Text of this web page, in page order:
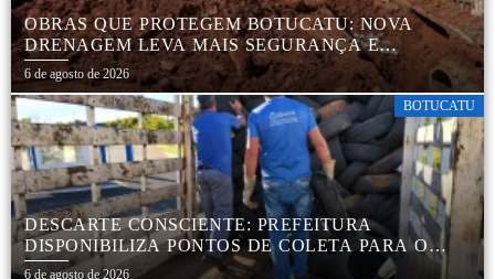
OBRAS QUE PROTEGEM BOTUCATU: NOVA
DRENAGEM LEVA MAIS SEGURANÇA E
TRANQUILIDADE AOS MORADORES DA COHAB
5
6 de agosto de 2026
BOTUCATU
DESCARTE CONSCIENTE: PREFEITURA
DISPONIBILIZA PONTOS DE COLETA PARA O
DESCARTE AMBIENTALMENTE CORRETO DE
6 de agosto de 2026